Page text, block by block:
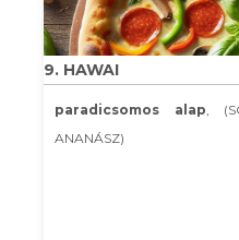
9. HAWAI
paradicsomos alap,
ANANÁSZ)